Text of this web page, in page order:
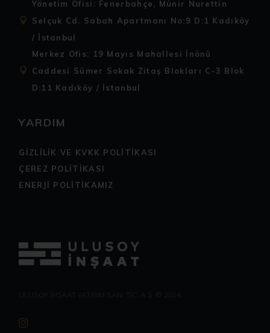
Yönetim Ofisi: Fenerbahçe, Münir Nurettin
Selçuk Cd. Sabah Apartmanı No:9 D:1 Kadıköy
/ İstanbul
Merkez Ofis: 19 Mayıs Mahallesi İnönü
Caddesi Sümer Sokak Zitaş Blokları C-3 Blok
D:11 Kadıköy / İstanbul
YARDIM
GİZLİLİK VE KVKK POLİTİKASI
ÇEREZ POLİTİKASI
ENERJİ POLİTİKAMIZ